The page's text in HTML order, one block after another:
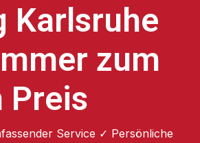
Karlsruhe
zum
Preis
Service ✓ Persönliche